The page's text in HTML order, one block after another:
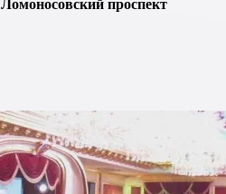
Ломоносовский проспект